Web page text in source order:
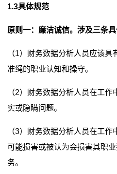
1.3具体规范
原则一：廉洁诚信。涉及三条具
（1）财务数据分析人员应该
准绳的职业认知和操守。
（2）财务数据分析人员在工
实或隐瞒问题。
（3）财务数据分析人员在工
可能损害或被认为会损害其职
务。